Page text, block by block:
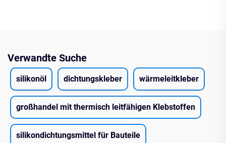
Verwandte Suche
silikonöl dichtungskleber wärmeleitkleber
großhandel mit thermisch leitfähigen Klebstoffen
silikondichtungsmittel für Bauteile